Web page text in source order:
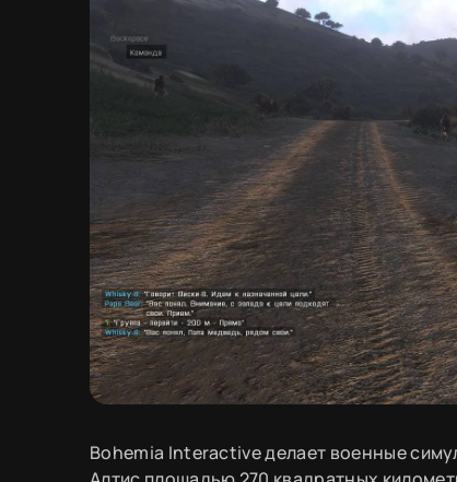
Bohemia Interactive делает военные